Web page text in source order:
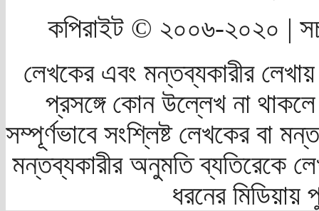
কপিরাইট © ২০০৬-২০২০ |
লেখকের এবং মন্তব্যকারীর
প্রসঙ্গে কোন উল্লেখ না
সম্পূর্ণভাবে সংশ্লিষ্ট লেখকের বা
মন্তব্যকারীর অনুমতি ব্যতিরেকে
ধরনের মিডিয়ায়